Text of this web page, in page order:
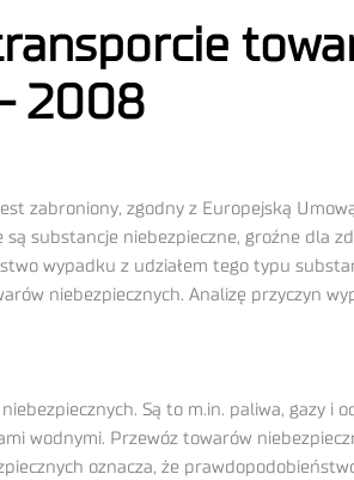
2008
zabroniony, zgodny z Europejską
substancje niebezpieczne, groźne dla
wypadku z udziałem tego typu
niebezpiecznych. Analizę przyczyn
Są to m.in. paliwa, gazy i
wodnymi. Przewóz towarów
oznacza, że